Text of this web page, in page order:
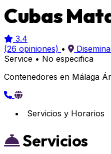
Cubas
3.4
(26 opiniones) •
Service • No especifica
Contenedores en Málaga
Servicios y Horarios
Servicios